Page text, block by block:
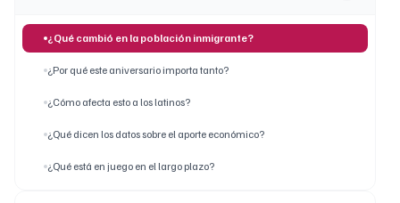
¿Qué cambió en la población inmigrante?
¿Por qué este aniversario importa tanto?
¿Cómo afecta esto a los latinos?
¿Qué dicen los datos sobre el aporte económico?
¿Qué está en juego en el largo plazo?